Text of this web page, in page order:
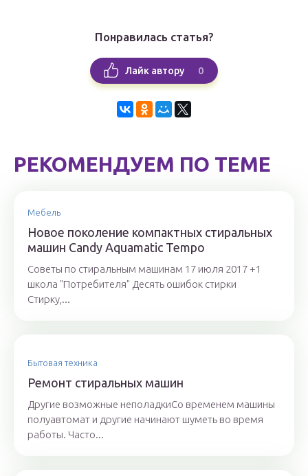
Понравилась статья?
Лайк автору 0
РЕКОМЕНДУЕМ ПО ТЕМЕ
Мебель
Новое поколение компактных стиральных
машин Candy Aquamatic Tempo
Советы по стиральным машинам 17 июля 2017 +1
школа "Потребителя" Десять ошибок стирки
Стирку,...
Бытовая техника
Ремонт стиральных машин
Другие возможные неполадкиСо временем машины
полуавтомат и другие начинают шуметь во время
работы. Часто...